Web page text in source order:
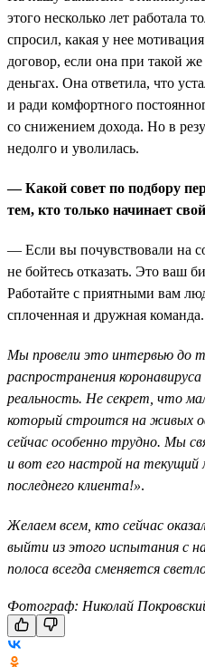
этого несколько лет работала
спросил, какая у нее
договор, если она при такой же
деньгах. Она ответила, что
и ради комфортного
со снижением дохода. Но в
недолго и уволилась.
— Какой совет по подбору
тем, кто только начинает
— Если вы почувствовали на
не бойтесь отказать. Это ваш
Работайте с приятными вам
сплоченная и дружная команда.
Мы провели это интервью до
распространения
реальность. Не секрет, что
который строится на живых
сейчас особенно трудно. Мы
и вот его настрой на
последнего клиента!».
Желаем всем, кто сейчас
выйти из этого испытания с
полоса всегда сменяется
Фотограф: Николай